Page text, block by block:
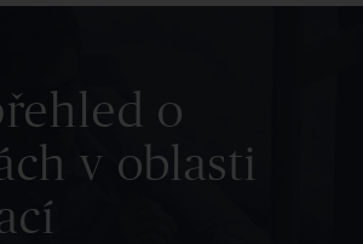
o
v oblasti